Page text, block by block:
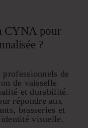
CYNA pour
?
de
de vaisselle
et durabilité.
répondre aux
brasseries et
visuelle.